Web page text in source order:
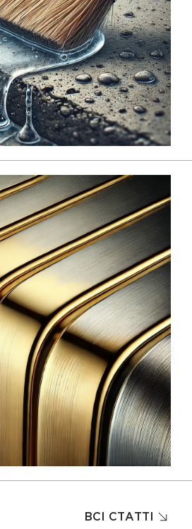
ВСІ СТАТТІ